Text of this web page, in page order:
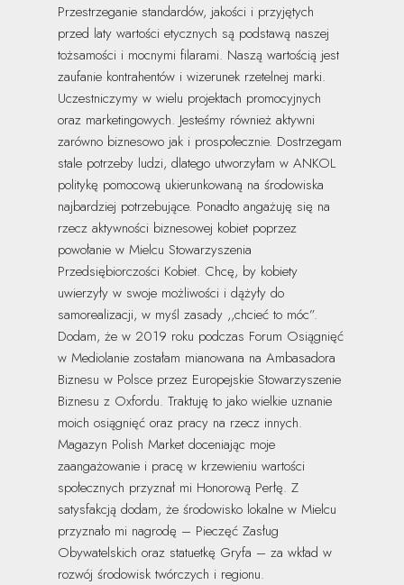
Przestrzeganie standardów, jakości i przyjętych
przed laty wartości etycznych są podstawą naszej
tożsamości i mocnymi filarami. Naszą wartością jest
zaufanie kontrahentów i wizerunek rzetelnej marki.
Uczestniczymy w wielu projektach promocyjnych
oraz marketingowych. Jesteśmy również aktywni
zarówno biznesowo jak i prospołecznie. Dostrzegam
stale potrzeby ludzi, dlatego utworzyłam w ANKOL
politykę pomocową ukierunkowaną na środowiska
najbardziej potrzebujące. Ponadto angażuję się na
rzecz aktywności biznesowej kobiet poprzez
powołanie w Mielcu Stowarzyszenia
Przedsiębiorczości Kobiet. Chcę, by kobiety
uwierzyły w swoje możliwości i dążyły do
samorealizacji, w myśl zasady ,,chcieć to móc”.
Dodam, że w 2019 roku podczas Forum Osiągnięć
w Mediolanie zostałam mianowana na Ambasadora
Biznesu w Polsce przez Europejskie Stowarzyszenie
Biznesu z Oxfordu. Traktuję to jako wielkie uznanie
moich osiągnięć oraz pracy na rzecz innych.
Magazyn Polish Market doceniając moje
zaangażowanie i pracę w krzewieniu wartości
społecznych przyznał mi Honorową Perłę. Z
satysfakcją dodam, że środowisko lokalne w Mielcu
przyznało mi nagrodę – Pieczęć Zasług
Obywatelskich oraz statuetkę Gryfa – za wkład w
rozwój środowisk twórczych i regionu.